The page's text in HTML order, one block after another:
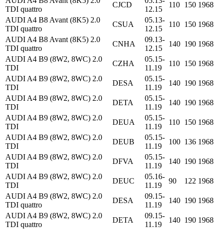
TDI quattro
CJCD
12.15
110 150 1968
AUDI A4 B8 Avant (8K5) 2.0
TDI quattro
CSUA
05.13-
12.15
110 150 1968
AUDI A4 B8 Avant (8K5) 2.0
TDI quattro
CNHA
09.13-
12.15
140 190 1968
AUDI A4 B9 (8W2, 8WC) 2.0
TDI
CZHA
05.15-
11.19
110 150 1968
AUDI A4 B9 (8W2, 8WC) 2.0
TDI
DESA
05.15-
11.19
140 190 1968
AUDI A4 B9 (8W2, 8WC) 2.0
TDI
DETA
05.15-
11.19
140 190 1968
AUDI A4 B9 (8W2, 8WC) 2.0
TDI
DEUA
05.15-
11.19
110 150 1968
AUDI A4 B9 (8W2, 8WC) 2.0
TDI
DEUB
05.15-
11.19
100 136 1968
AUDI A4 B9 (8W2, 8WC) 2.0
TDI
DFVA
05.15-
11.19
140 190 1968
AUDI A4 B9 (8W2, 8WC) 2.0
TDI
DEUC
05.16-
11.19
90 122 1968
AUDI A4 B9 (8W2, 8WC) 2.0
TDI quattro
DESA
09.15-
11.19
140 190 1968
AUDI A4 B9 (8W2, 8WC) 2.0
TDI quattro
DETA
09.15-
11.19
140 190 1968